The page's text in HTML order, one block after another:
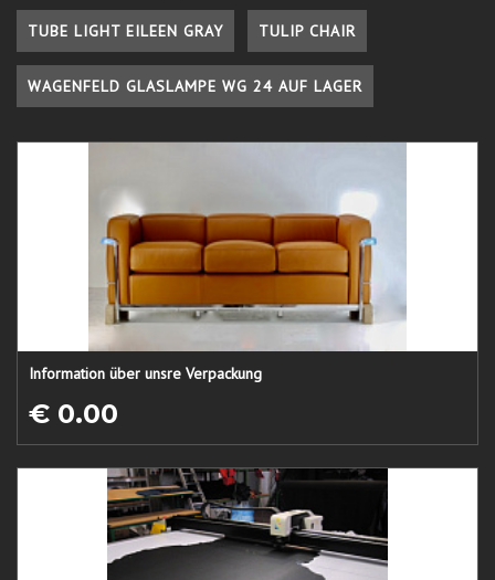
TUBE LIGHT EILEEN GRAY TULIP CHAIR
WAGENFELD GLASLAMPE WG 24 AUF LAGER
Information über unsre Verpackung
€ 0.00